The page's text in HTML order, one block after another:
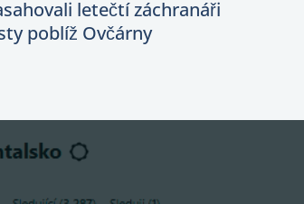
letečtí záchranáři
poblíž Ovčárny